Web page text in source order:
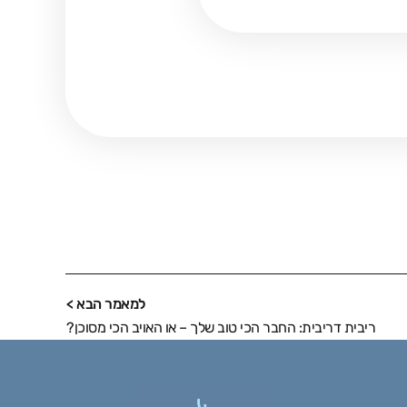
למאמר הבא >
ריבית דריבית: החבר הכי טוב שלך – או האויב הכי מסוכן?